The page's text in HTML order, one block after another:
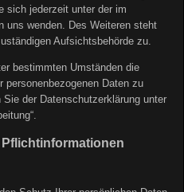
sich jederzeit unter der im
uns wenden. Des Weiteren steht
Aufsichtsbehörde zu.
bestimmten Umständen die
personenbezogenen Daten zu
der Datenschutzerklärung unter